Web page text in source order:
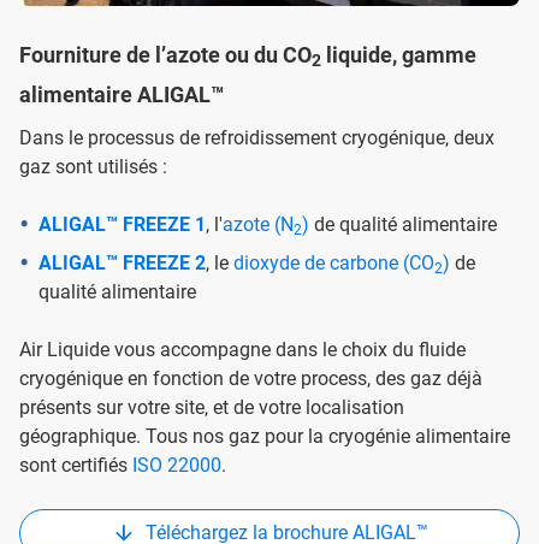
Fourniture de l’azote ou du CO2
liquide, gamme
alimentaire ALIGAL™
Dans le processus de refroidissement cryogénique, deux
gaz sont utilisés :
ALIGAL™ FREEZE 1, l'azote (N2) de qualité alimentaire
ALIGAL™ FREEZE 2, le dioxyde de carbone (CO2) de
qualité alimentaire
Air Liquide vous accompagne dans le choix du fluide
cryogénique en fonction de votre process, des gaz déjà
présents sur votre site, et de votre localisation
géographique. Tous nos gaz pour la cryogénie alimentaire
sont certifiés ISO 22000.
Téléchargez la brochure ALIGAL™